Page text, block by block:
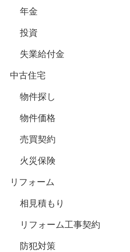
年金
投資
失業給付金
中古住宅
物件探し
物件価格
売買契約
火災保険
リフォーム
相見積もり
リフォーム工事契約
防犯対策